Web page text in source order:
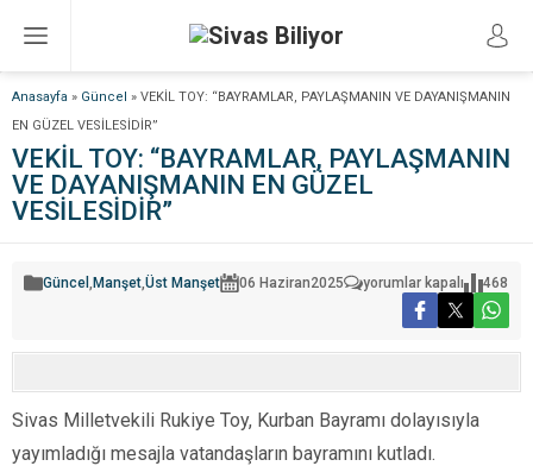
Anasayfa » Güncel » VEKİL TOY: “BAYRAMLAR, PAYLAŞMANIN VE DAYANIŞMANIN
EN GÜZEL VESİLESİDİR”
VEKİL TOY: “BAYRAMLAR, PAYLAŞMANIN
VE DAYANIŞMANIN EN GÜZEL
VESİLESİDİR”
Güncel , Manşet,Üst Manşet 06 Haziran2025
VEKİL
“BAYRAMLAR,
PAYLAŞMANIN
VE
VESİLESİDİR”
için
yorumlar kapalı 468
Sivas Milletvekili Rukiye Toy, Kurban Bayramı dolayısıyla
yayımladığı mesajla vatandaşların bayramını kutladı.